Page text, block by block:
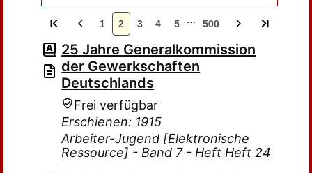
1 2 3 4 5 … 500
25 Jahre Generalkommission
der Gewerkschaften
Deutschlands
Frei verfügbar
Erschienen: 1915
Arbeiter-Jugend [Elektronische
Ressource] - Band 7 - Heft Heft 24